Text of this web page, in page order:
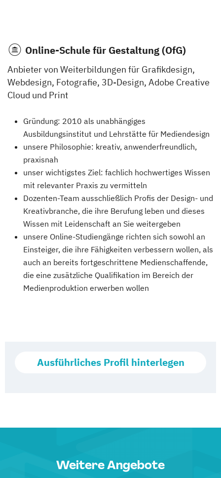
Online-Schule für Gestaltung (OfG)
Anbieter von Weiterbildungen für Grafikdesign,
Webdesign, Fotografie, 3D-Design, Adobe Creative
Cloud und Print
Gründung: 2010 als unabhängiges
Ausbildungsinstitut und Lehrstätte für Mediendesign
unsere Philosophie: kreativ, anwenderfreundlich,
praxisnah
unser wichtigstes Ziel: fachlich hochwertiges Wissen
mit relevanter Praxis zu vermitteln
Dozenten-Team ausschließlich Profis der Design- und
Kreativbranche, die ihre Berufung leben und dieses
Wissen mit Leidenschaft an Sie weitergeben
unsere Online-Studiengänge richten sich sowohl an
Einsteiger, die ihre Fähigkeiten verbessern wollen, als
auch an bereits fortgeschrittene Medienschaffende,
die eine zusätzliche Qualifikation im Bereich der
Medienproduktion erwerben wollen
Ausführliches Profil hinterlegen
Weitere Angebote